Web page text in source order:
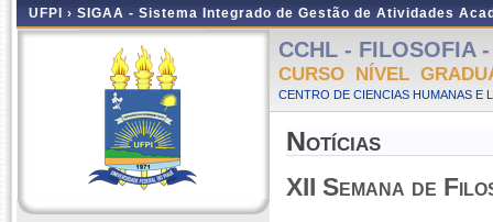
UFPI › SIGAA - Sistema Integrado de Gestão de Atividades
CCHL - FILOSOFIA
CURSO NÍVEL
CENTRO DE CIENCIAS HUMANAS E
Notícias
XII Semana de